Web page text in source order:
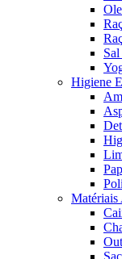
Higiene
Matériais